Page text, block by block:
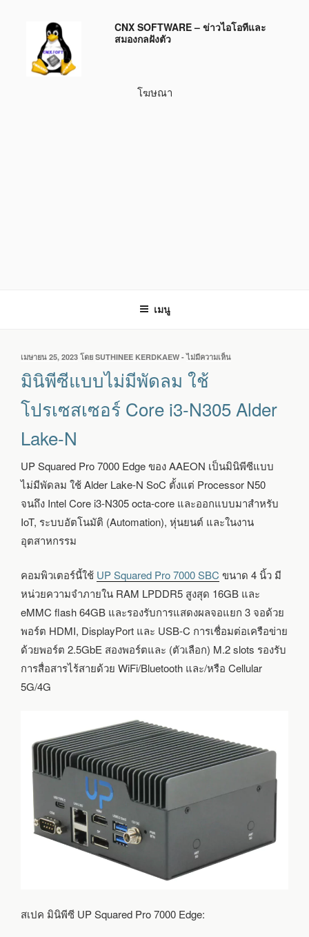
บทความ
CNX SOFTWARE – ข่าวไอโอทีและ
สมองกลฝังตัว
โฆษณา
เมนู
เขียน
ที่
เมษายน 25, 2023 โดย SUTHINEE KERDKAEW -ไม่มีความเห็น
แบบ
โปรเซสเซอร์
I3-
N305
LAKE-
มินิพีซีแบบไม่มีพัดลม ใช้
โปรเซสเซอร์ Core i3-N305 Alder
Lake-N
UP Squared Pro 7000 Edge ของ AAEON เป็นมินิพีซีแบบ
ไม่มีพัดลม ใช้ Alder Lake-N SoC ตั้งแต่ Processor N50
จนถึง Intel Core i3-N305 octa-core และออกแบบมาสำหรับ
IoT, ระบบอัตโนมัติ (Automation), หุ่นยนต์ และในงาน
อุตสาหกรรม
คอมพิวเตอร์นี้ใช้ UP Squared Pro 7000 SBC ขนาด 4 นิ้ว มี
หน่วยความจำภายใน RAM LPDDR5 สูงสุด 16GB และ
eMMC flash 64GB และรองรับการแสดงผลจอแยก 3 จอด้วย
พอร์ต HDMI, DisplayPort และ USB-C การเชื่อมต่อเครือข่าย
ด้วยพอร์ต 2.5GbE สองพอร์ตและ (ตัวเลือก) M.2 slots รองรับ
การสื่อสารไร้สายด้วย WiFi/Bluetooth และ/หรือ Cellular
5G/4G
สเปค มินิพีซี UP Squared Pro 7000 Edge: